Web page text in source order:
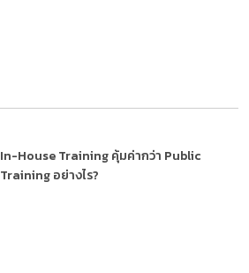
In-House Training คุ้มค่ากว่า Public
Training อย่างไร?